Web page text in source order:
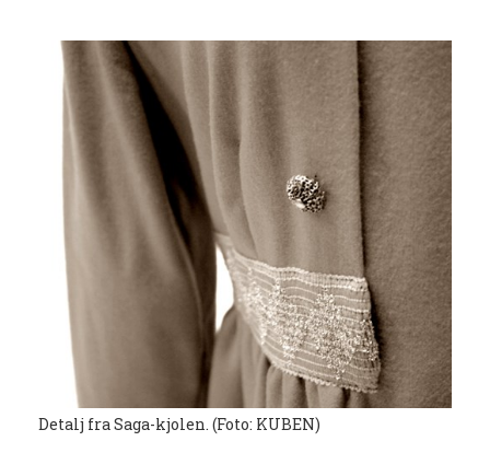
Detalj fra Saga-kjolen. (Foto: KUBEN)